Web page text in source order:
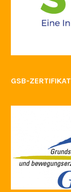
GSB-ZERTIFIKAT